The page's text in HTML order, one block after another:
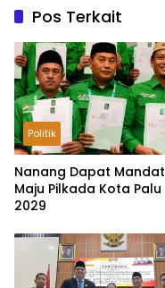
Pos Terkait
Politik
Nanang Dapat Mandat
Maju Pilkada Kota Palu
2029